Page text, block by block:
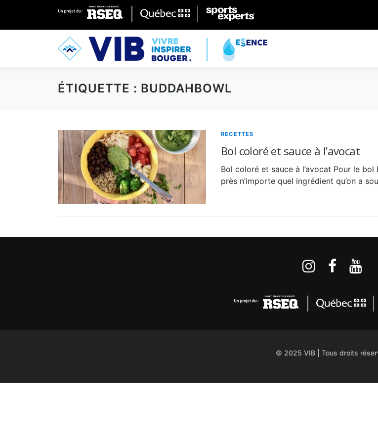
ÉTIQUETTE : BUDDAHBOWL
RECETTES
Bol coloré et sauce à l’avocat
Bol coloré et sauce à l’avocat Pour le
près n’importe quel ingrédient qu’on a
© 2025 VIB | Tous droits